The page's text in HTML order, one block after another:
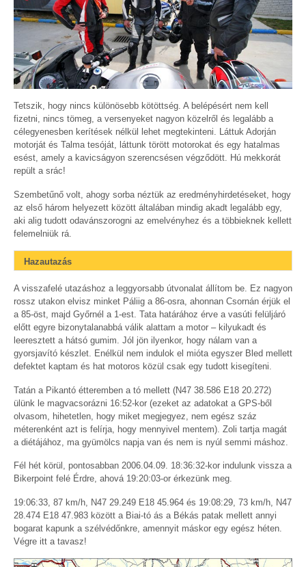
Tetszik, hogy nincs különösebb kötöttség. A belépésért nem kell
fizetni, nincs tömeg, a versenyeket nagyon közelről és legalább a
célegyenesben kerítések nélkül lehet megtekinteni. Láttuk Adorján
motorját és Talma tesóját, láttunk törött motorokat és egy hatalmas
esést, amely a kavicságyon szerencsésen végződött. Hú mekkorát
repült a srác!
Szembetűnő volt, ahogy sorba néztük az eredményhirdetéseket, hogy
az első három helyezett között általában mindig akadt legalább egy,
aki alig tudott odavánszorogni az emelvényhez és a többieknek kellett
felemelniük rá.
Hazautazás
A visszafelé utazáshoz a leggyorsabb útvonalat állítom be. Ez nagyon
rossz utakon elvisz minket Páliig a 86-osra, ahonnan Csornán érjük el
a 85-öst, majd Győrnél a 1-est. Tata határához érve a vasúti felüljáró
előtt egyre bizonytalanabbá válik alattam a motor – kilyukadt és
leeresztett a hátsó gumim. Jól jön ilyenkor, hogy nálam van a
gyorsjavító készlet. Enélkül nem indulok el mióta egyszer Bled mellett
defektet kaptam és hat motoros közül csak egy tudott kisegíteni.
Tatán a Pikantó étteremben a tó mellett (N47 38.586 E18 20.272)
ülünk le magvacsorázni 16:52-kor (ezeket az adatokat a GPS-ből
olvasom, hihetetlen, hogy miket megjegyez, nem egész száz
méterenként azt is felírja, hogy mennyivel mentem). Zoli tartja magát
a diétájához, ma gyümölcs napja van és nem is nyúl semmi máshoz.
Fél hét körül, pontosabban 2006.04.09. 18:36:32-kor indulunk vissza a
Bikerpoint felé Érdre, ahová 19:20:03-or érkezünk meg.
19:06:33, 87 km/h, N47 29.249 E18 45.964 és 19:08:29, 73 km/h, N47
28.474 E18 47.983 között a Biai-tó ás a Békás patak mellett annyi
bogarat kapunk a szélvédőnkre, amennyit máskor egy egész héten.
Végre itt a tavasz!